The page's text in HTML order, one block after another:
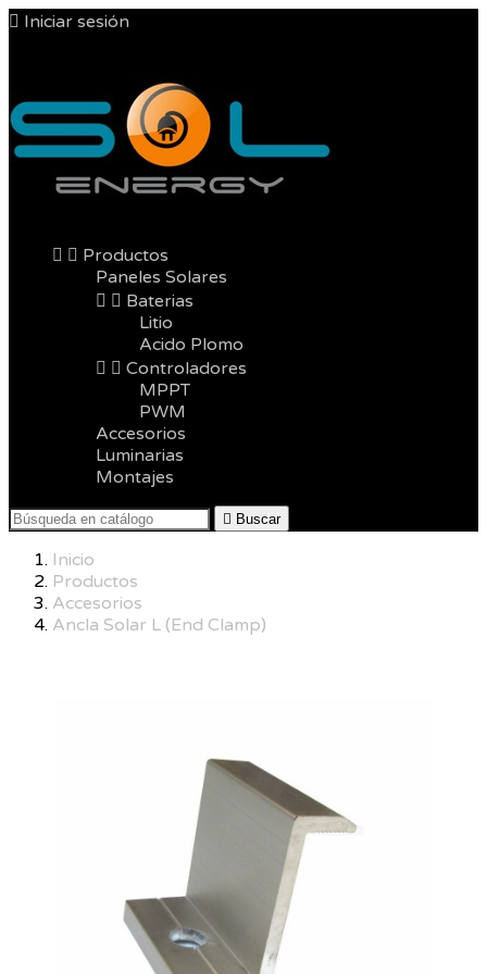
 Iniciar sesión
  Productos
Paneles Solares
  Baterias
Litio
Acido Plomo
  Controladores
MPPT
PWM
Accesorios
Luminarias
Montajes
 Buscar
Inicio
Productos
Accesorios
Ancla Solar L (End Clamp)